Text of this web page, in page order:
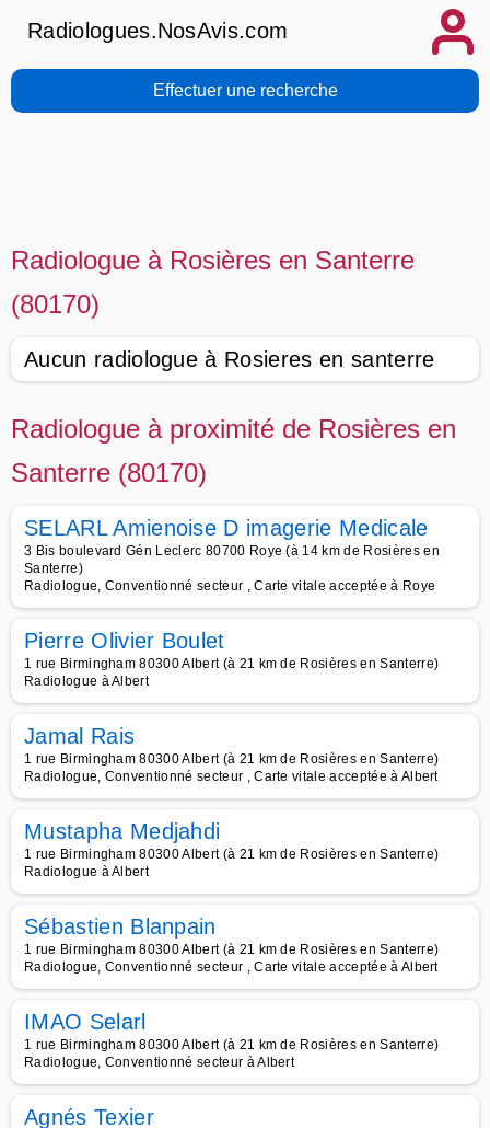
Radiologues.NosAvis.com
Effectuer une recherche
Radiologue à Rosières en Santerre
(80170)
Aucun radiologue à Rosieres en santerre
Radiologue à proximité de Rosières en
Santerre (80170)
SELARL Amienoise D imagerie Medicale
3 Bis boulevard Gén Leclerc 80700 Roye (à 14 km de Rosières en
Santerre)
Radiologue, Conventionné secteur , Carte vitale acceptée à Roye
Pierre Olivier Boulet
1 rue Birmingham 80300 Albert (à 21 km de Rosières en Santerre)
Radiologue à Albert
Jamal Rais
1 rue Birmingham 80300 Albert (à 21 km de Rosières en Santerre)
Radiologue, Conventionné secteur , Carte vitale acceptée à Albert
Mustapha Medjahdi
1 rue Birmingham 80300 Albert (à 21 km de Rosières en Santerre)
Radiologue à Albert
Sébastien Blanpain
1 rue Birmingham 80300 Albert (à 21 km de Rosières en Santerre)
Radiologue, Conventionné secteur , Carte vitale acceptée à Albert
IMAO Selarl
1 rue Birmingham 80300 Albert (à 21 km de Rosières en Santerre)
Radiologue, Conventionné secteur à Albert
Agnés Texier